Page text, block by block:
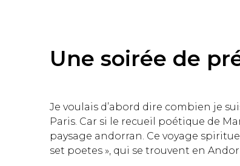
Une soirée de
Je voulais d’abord dire combien je
Paris. Car si le recueil poétique de
paysage andorran. Ce voyage
set poetes », qui se trouvent en